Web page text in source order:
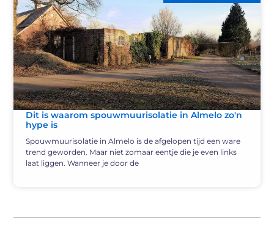
Dit is waarom spouwmuurisolatie in Almelo zo'n
hype is
Spouwmuurisolatie in Almelo is de afgelopen tijd een ware
trend geworden. Maar niet zomaar eentje die je even links
laat liggen. Wanneer je door de